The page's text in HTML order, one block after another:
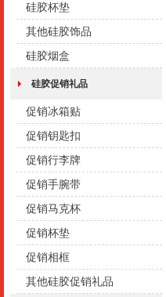
硅胶杯垫
其他硅胶饰品
硅胶烟盒
硅胶促销礼品
促销冰箱贴
促销钥匙扣
促销行李牌
促销手腕带
促销马克杯
促销杯垫
促销相框
其他硅胶促销礼品